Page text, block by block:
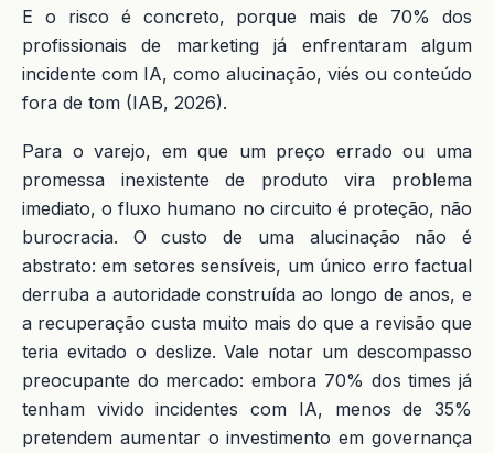
E o risco é concreto, porque mais de 70% dos
profissionais de marketing já enfrentaram algum
incidente com IA, como alucinação, viés ou conteúdo
fora de tom (IAB, 2026).
Para o varejo, em que um preço errado ou uma
promessa inexistente de produto vira problema
imediato, o fluxo humano no circuito é proteção, não
burocracia. O custo de uma alucinação não é
abstrato: em setores sensíveis, um único erro factual
derruba a autoridade construída ao longo de anos, e
a recuperação custa muito mais do que a revisão que
teria evitado o deslize. Vale notar um descompasso
preocupante do mercado: embora 70% dos times já
tenham vivido incidentes com IA, menos de 35%
pretendem aumentar o investimento em governança